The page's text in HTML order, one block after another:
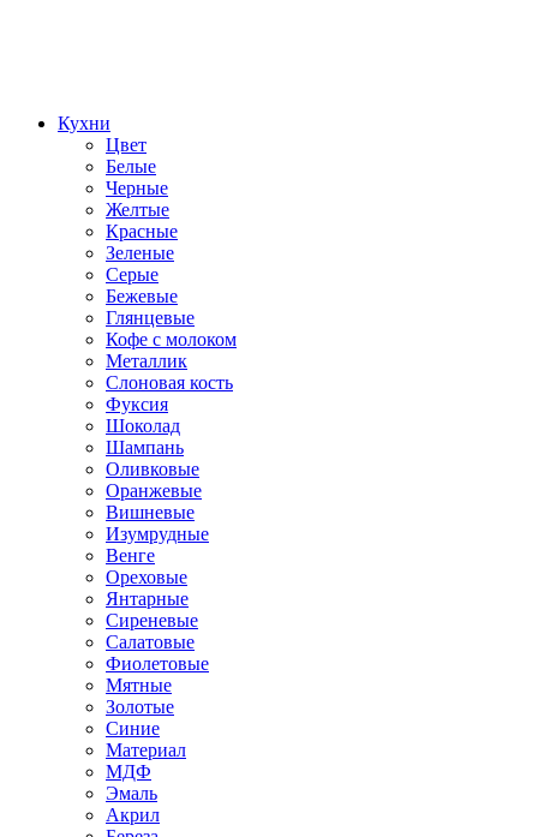
Кухни
Цвет
Белые
Черные
Желтые
Красные
Зеленые
Серые
Бежевые
Глянцевые
Кофе с молоком
Металлик
Слоновая кость
Фуксия
Шоколад
Шампань
Оливковые
Оранжевые
Вишневые
Изумрудные
Венге
Ореховые
Янтарные
Сиреневые
Салатовые
Фиолетовые
Мятные
Золотые
Синие
Материал
МДФ
Эмаль
Акрил